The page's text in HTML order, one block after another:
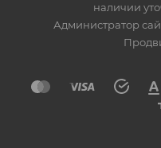
наличии
Администратор